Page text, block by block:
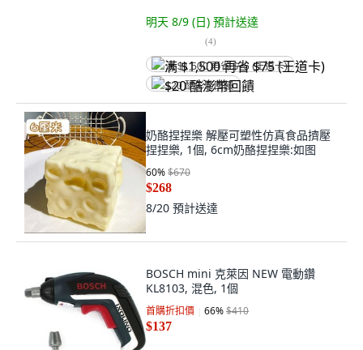
明天 8/9 (日) 預計送達
(4)
满 $1,500 再省 $75 (王道卡)
$20 酷澎幣回饋
奶酪捏捏樂 解壓可塑性仿真食品擠壓
捏捏樂, 1個, 6cm奶酪捏捏樂:如图
60%$670
$268
8/20 預計送達
BOSCH mini 克萊因 NEW 電動鑽
KL8103, 混色, 1個
首購折扣價 66%$410
$137